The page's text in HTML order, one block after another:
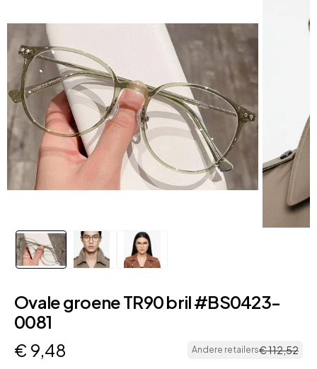
Ovale groene TR90 bril #BS0423-
0081
€ 9,48 Andere retailers€112,52